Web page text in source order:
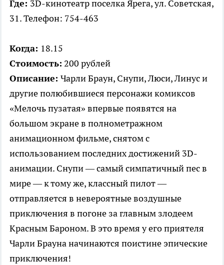
Где: 3D-кинотеатр поселка Ярега, ул. Советская,
31. Телефон: 754-463
Когда: 18.15
Стоимость: 200 рублей
Описание: Чарли Браун, Снупи, Люси, Линус и
другие полюбившиеся персонажи комиксов
«Мелочь пузатая» впервые появятся на
большом экране в полнометражном
анимационном фильме, снятом с
использованием последних достижений 3D-
анимации. Снупи — самый симпатичный пес в
мире — к тому же, классный пилот —
отправляется в невероятные воздушные
приключения в погоне за главным злодеем
Красным Бароном. В это время у его приятеля
Чарли Брауна начинаются поистине эпические
приключения!